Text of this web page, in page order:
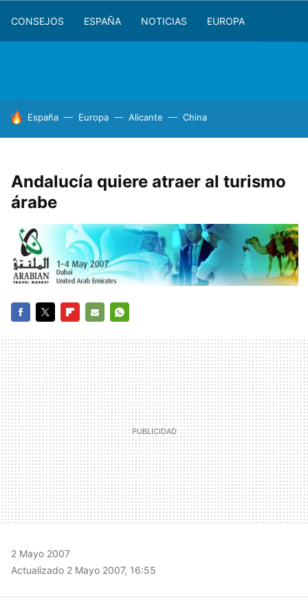
CONSEJOS ESPAÑA NOTICIAS EUROPA
HOY SE HABLA DE
España Europa Alicante China
Andalucía quiere atraer al turismo
árabe
MAIL
2 Mayo 2007
Actualizado 2 Mayo 2007, 16:55